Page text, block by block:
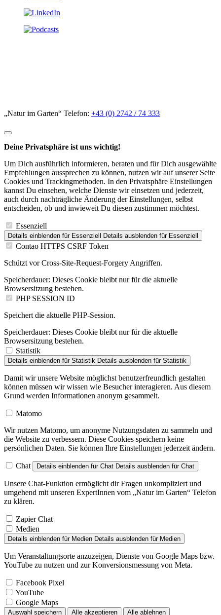
„Natur im Garten“ Telefon: +43 (0) 2742 / 74 333
Deine Privatsphäre ist uns wichtig!
Um Dich ausführlich informieren, beraten und für Dich ausgewählte
Empfehlungen aussprechen zu können, nutzen wir auf unserer Seite
Cookies und Trackingmethoden. In den Privatsphäre Einstellungen
kannst Du einsehen, welche Dienste wir einsetzen und jederzeit,
auch durch nachträgliche Änderung der Einstellungen, selbst
entscheiden, ob und inwieweit Du diesen zustimmen möchtest.
Essenziell
Details einblenden für Essenziell Details ausblenden für Essenziell
Contao HTTPS CSRF Token
Schützt vor Cross-Site-Request-Forgery Angriffen.
Speicherdauer: Dieses Cookie bleibt nur für die aktuelle
Browsersitzung bestehen.
PHP SESSION ID
Speichert die aktuelle PHP-Session.
Speicherdauer: Dieses Cookie bleibt nur für die aktuelle
Browsersitzung bestehen.
Statistik
Details einblenden für Statistik Details ausblenden für Statistik
Damit wir unsere Website möglichst benutzerfreundlich gestalten
können müssen wir wissen wie Besucher interagieren. Aus diesem
Grund werden Informationen anonym gesammelt.
Matomo
Wir nutzen Matomo, um anonyme Nutzungsdaten zu sammeln und
die Website zu verbessern. Diese Cookies speichern keine
persönlichen Daten. Sie können Ihre Einstellungen jederzeit ändern.
Chat Details einblenden für Chat Details ausblenden für Chat
Unsere Chat-Funktion ermöglicht dir Fragen unkompliziert und
umgehend mit unseren ExpertInnen vom „Natur im Garten“ Telefon
zu klären.
Zapier Chat
Medien
Details einblenden für Medien Details ausblenden für Medien
Um Veranstaltungsorte anzuzeigen, Dienste von Google Maps bzw.
YouTube zu nutzen und zur Konversionsmessung von Meta.
Facebook Pixel
YouTube
Google Maps
Auswahl speichern Alle akzeptieren Alle ablehnen